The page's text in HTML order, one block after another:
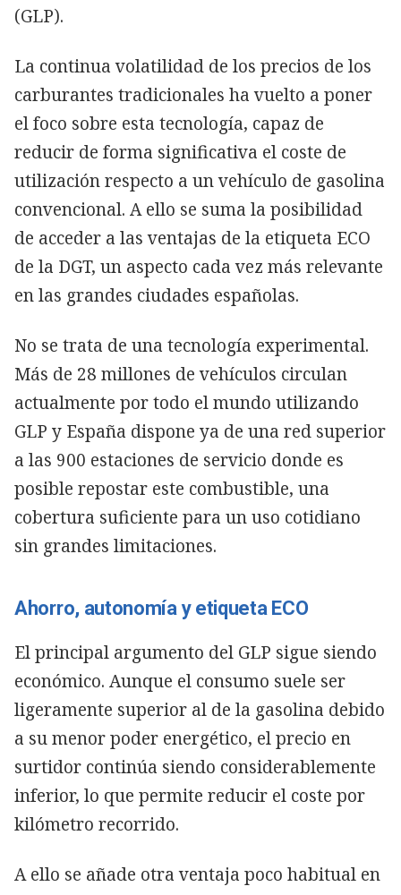
(GLP).
La continua volatilidad de los precios de los
carburantes tradicionales ha vuelto a poner
el foco sobre esta tecnología, capaz de
reducir de forma significativa el coste de
utilización respecto a un vehículo de gasolina
convencional. A ello se suma la posibilidad
de acceder a las ventajas de la etiqueta ECO
de la DGT, un aspecto cada vez más relevante
en las grandes ciudades españolas.
No se trata de una tecnología experimental.
Más de 28 millones de vehículos circulan
actualmente por todo el mundo utilizando
GLP y España dispone ya de una red superior
a las 900 estaciones de servicio donde es
posible repostar este combustible, una
cobertura suficiente para un uso cotidiano
sin grandes limitaciones.
Ahorro, autonomía y etiqueta ECO
El principal argumento del GLP sigue siendo
económico. Aunque el consumo suele ser
ligeramente superior al de la gasolina debido
a su menor poder energético, el precio en
surtidor continúa siendo considerablemente
inferior, lo que permite reducir el coste por
kilómetro recorrido.
A ello se añade otra ventaja poco habitual en